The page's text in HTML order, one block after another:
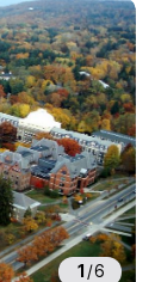
1 /6